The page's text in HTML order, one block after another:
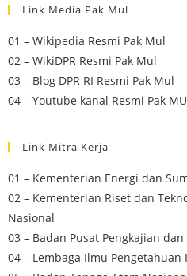
Link Media Pak Mul
01 – Wikipedia Resmi Pak Mul
02 – WikiDPR Resmi Pak Mul
03 – Blog DPR RI Resmi Pak Mul
04 – Youtube kanal Resmi Pak
Link Mitra Kerja
01 – Kementerian Energi dan
02 – Kementerian Riset dan
Nasional
03 – Badan Pusat Pengkajian
04 – Lembaga Ilmu Pengetahuan